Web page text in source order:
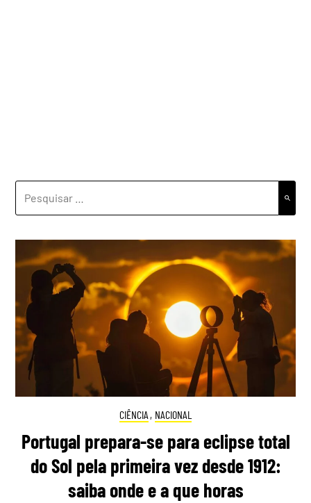
POR:
CIÊNCIA , NACIONAL
Portugal prepara-se para eclipse total
do Sol pela primeira vez desde 1912:
saiba onde e a que horas